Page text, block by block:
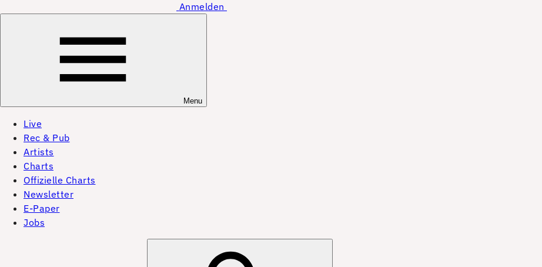
Anmelden
Menu
Live
Rec & Pub
Artists
Charts
Offizielle Charts
Newsletter
E-Paper
Jobs